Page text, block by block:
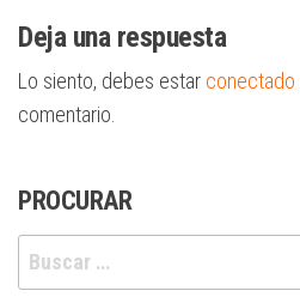
Deja una respuesta
Lo siento, debes estar conectado
comentario.
PROCURAR
Buscar: